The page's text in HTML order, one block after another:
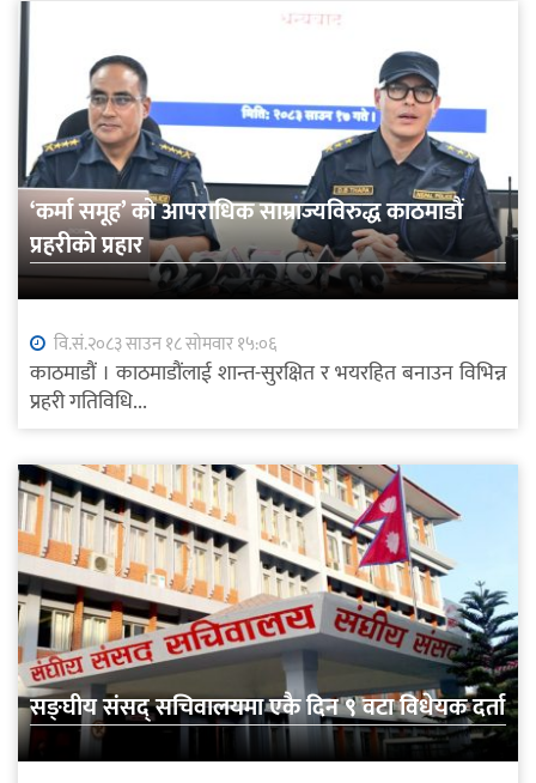
‘कर्मा समूह’ को आपराधिक साम्राज्यविरुद्ध काठमाडौं
प्रहरीको प्रहार
वि.सं.२०८३ साउन १८ सोमवार १५:०६
काठमाडौं । काठमाडौंलाई शान्त-सुरक्षित र भयरहित बनाउन विभिन्न
प्रहरी गतिविधि...
सङ्घीय संसद् सचिवालयमा एकै दिन ९ वटा विधेयक दर्ता